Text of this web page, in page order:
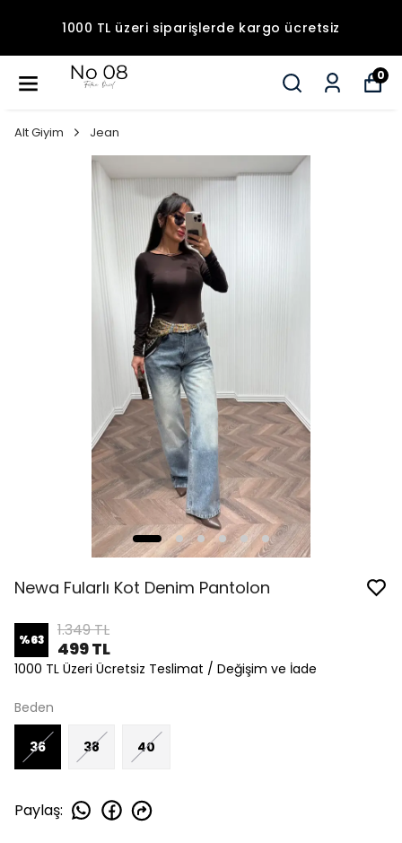
1000 TL üzeri siparişlerde kargo ücretsiz
0
Alt Giyim Jean
Newa Fularlı Kot Denim Pantolon
%63 1.349 TL
499 TL
1000 TL Üzeri Ücretsiz Teslimat / Değişim ve İade
Beden
36 38 40
Paylaş: